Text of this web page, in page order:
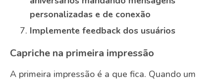
personalizadas e de conexão
Implemente feedback dos usuários
Capriche na primeira impressão
A primeira impressão é a que fica. Quando um